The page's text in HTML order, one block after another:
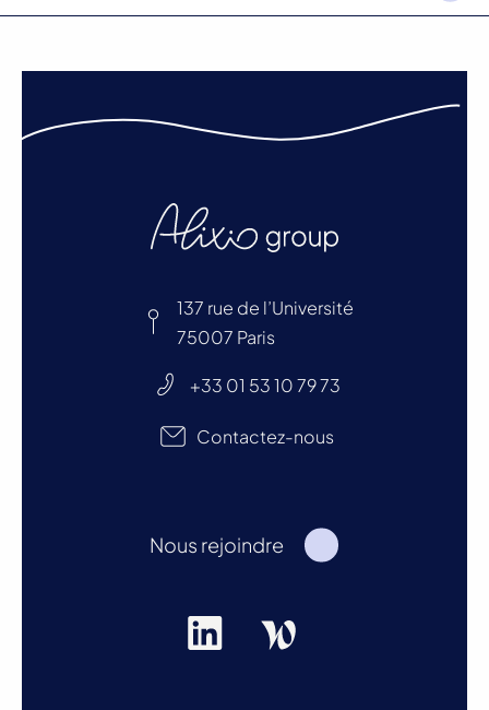
137 rue de l’Université
75007 Paris
+33 01 53 10 79 73
Contactez-nous
Nous rejoindre